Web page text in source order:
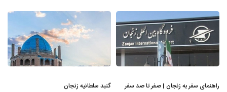
راهنمای سفر به زنجان | صفر تا صد سفر
گنبد سلطانیه زنجان